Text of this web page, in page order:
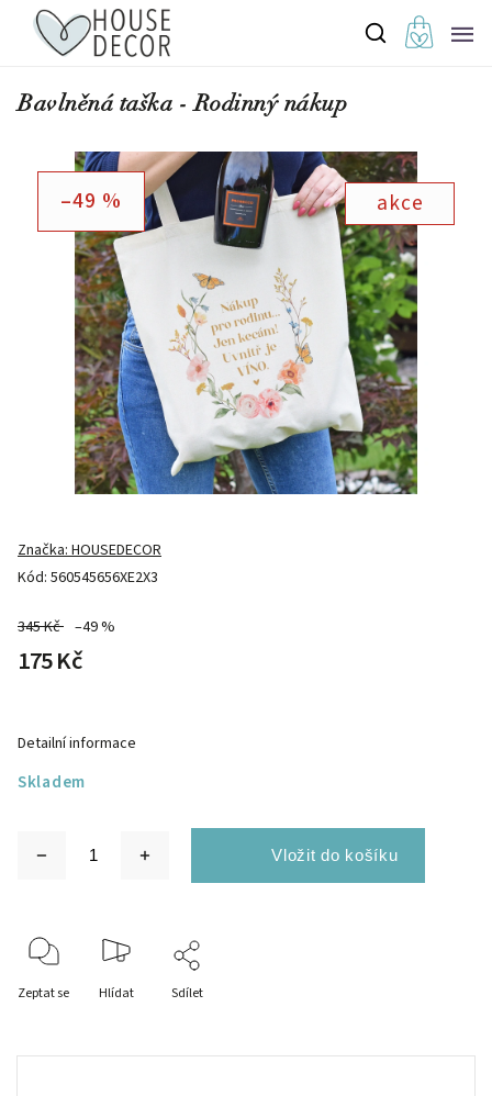
Bavlněná taška - Rodinný nákup
akce
–49 %
Kód: 560545656XE2X3
Značka:HOUSEDECOR
345 Kč –49 %
175 Kč
Skladem
Detailní informace
Zeptat se Hlídat Sdílet